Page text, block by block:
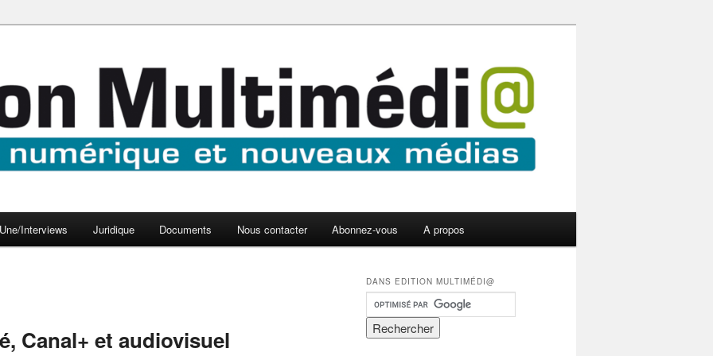
Une/Interviews Juridique Documents Nous contacter Abonnez-vous A propos
Canal+ et audiovisuel
DANS EDITION MULTIMÉDI@